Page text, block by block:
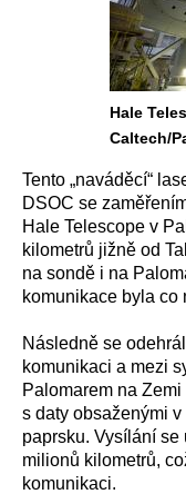
Hale
Caltech/
Tento „naváděcí“
DSOC se
Hale Telescope v
kilometrů jižně od
na sondě i na
komunikace byla co
Následně se
komunikaci a mezi
Palomarem na
s daty obsaženými
paprsku. Vysílání
milionů kilometrů,
komunikaci.